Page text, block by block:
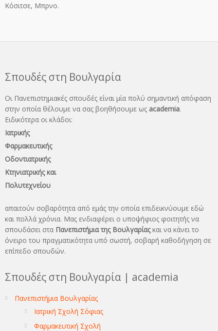
Κόσιτσε, Μπρνο.
Σπουδές στη Βουλγαρία
Οι Πανεπιστημιακές σπουδές είναι μία πολύ σημαντική απόφαση
στην οποία θέλουμε να σας βοηθήσουμε ως academia.
Ειδικότερα οι κλάδοι:
Ιατρικής
Φαρμακευτικής
Οδοντιατρικής
Κτηνιατρικής και
Πολυτεχνείου
απαιτούν σοβαρότητα από εμάς την οποία επιδεικνύουμε εδώ
και πολλά χρόνια. Μας ενδιαφέρει ο υποψήφιος φοιτητής να
σπουδάσει στα Πανεπιστήμια της Βουλγαρίαςκαι να κάνει το
όνειρo του πραγματικότητα υπό σωστή, σοβαρή καθοδήγηση σε
επίπεδο σπουδών.
Σπουδές στη Βουλγαρία | academia
Πανεπιστήμια Βουλγαρίας
Ιατρική Σχολή Σόφιας
Φαρμακευτική Σχολή